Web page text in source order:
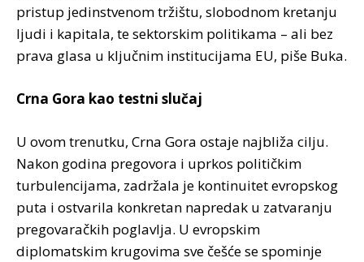
pristup jedinstvenom tržištu, slobodnom kretanju
ljudi i kapitala, te sektorskim politikama – ali bez
prava glasa u ključnim institucijama EU, piše Buka.
Crna Gora kao testni slučaj
U ovom trenutku, Crna Gora ostaje najbliža cilju.
Nakon godina pregovora i uprkos političkim
turbulencijama, zadržala je kontinuitet evropskog
puta i ostvarila konkretan napredak u zatvaranju
pregovaračkih poglavlja. U evropskim
diplomatskim krugovima sve češće se spominje